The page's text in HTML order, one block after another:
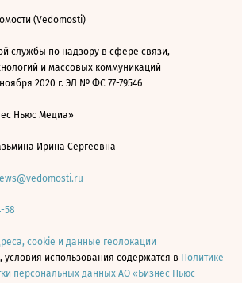
(Vedomosti)
службы по надзору в сфере связи,
и массовых коммуникаций
2020 г. ЭЛ № ФС 77-79546
Ньюс Медиа»
Ирина Сергеевна
58
cookie и данные геолокации
условия использования содержатся в Политике
персональных данных АО «Бизнес Ньюс